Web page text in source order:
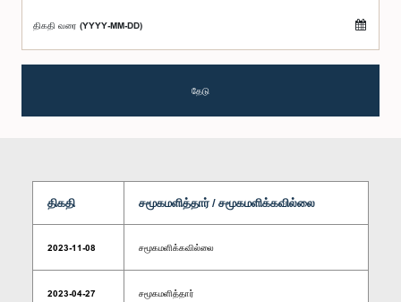
திகதி வரை (YYYY-MM-DD)
தேடு
திகதி சமூகமளித்தார் / சமூகமளிக்கவில்லை
2023-11-08 சமூகமளிக்கவில்லை
2023-04-27 சமூகமளித்தார்